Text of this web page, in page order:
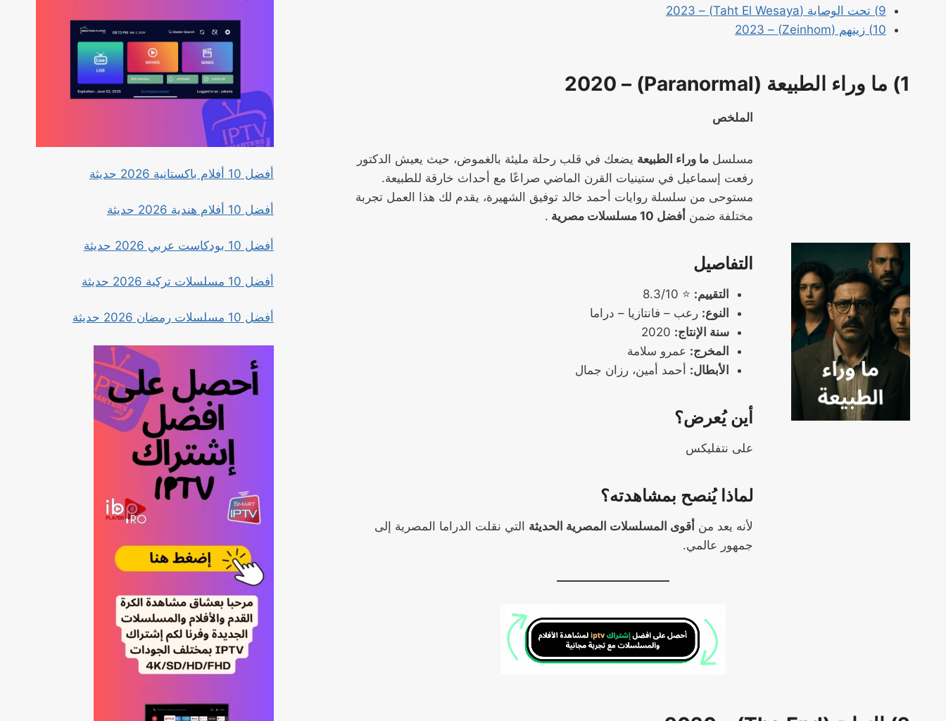
9) تحت الوصاية (Taht El Wesaya) – 2023
10) زينهم (Zeinhom) – 2023
1) ما وراء الطبيعة (Paranormal) – 2020
الملخص
مسلسل ما وراء الطبيعة يضعك في قلب رحلة مليئة بالغموض، حيث يعيش الدكتور
رفعت إسماعيل في ستينيات القرن الماضي صراعًا مع أحداث خارقة للطبيعة.
مستوحى من سلسلة روايات أحمد خالد توفيق الشهيرة، يقدم لك هذا العمل تجربة
مختلفة ضمن أفضل 10 مسلسلات مصرية .
التفاصيل
التقييم: ⭐ 8.3/10
النوع: رعب – فانتازيا – دراما
سنة الإنتاج:
المخرج: عمرو سلامة
الأبطال: أحمد أمين، رزان جمال
أين يُعرض؟
على نتفليكس
لماذا يُنصح بمشاهدته؟
لأنه يعد من أقوى المسلسلات المصرية الحديثة التي نقلت الدراما المصرية إلى
جمهور عالمي.
أفضل 10 أفلام باكستانية 2026 حديثة
أفضل 10 أفلام هندية 2026 حديثة
أفضل 10 بودكاست عربي 2026 حديثة
أفضل 10 مسلسلات تركية 2026 حديثة
أفضل 10 مسلسلات رمضان 2026 حديثة